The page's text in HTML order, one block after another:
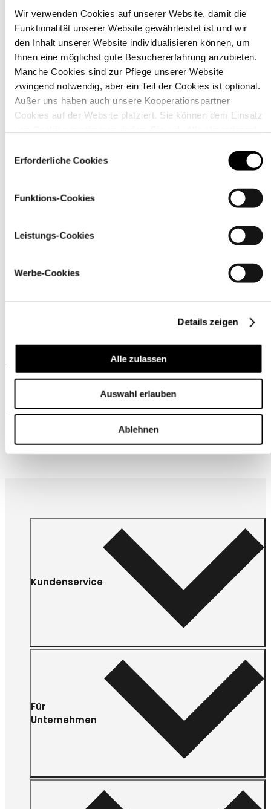
Wir verwenden Cookies auf unserer Website, damit die
Funktionalität unserer Website gewährleistet ist und wir
den Inhalt unserer Website individualisieren können, um
Ihnen eine möglichst gute Besuchererfahrung anzubieten.
Manche Cookies sind zur Pflege unserer Website
zwingend notwendig, aber ein Teil der Cookies ist optional.
Außer uns haben auch unsere Kooperationspartner
Cookies auf der Website platziert. Sie können dem Einsatz
über den Link „Cookie-Einstellungen
Erforderliche Cookies
Funktions-Cookies
Leistungs-Cookies
Werbe-Cookies
Details zeigen
Alle zulassen
Auswahl erlauben
Ablehnen
Material
Pflegehinweise
Ähnliche Produkte
Wird oft zusammen gekauft
Kundenservice
Für
Unternehmen